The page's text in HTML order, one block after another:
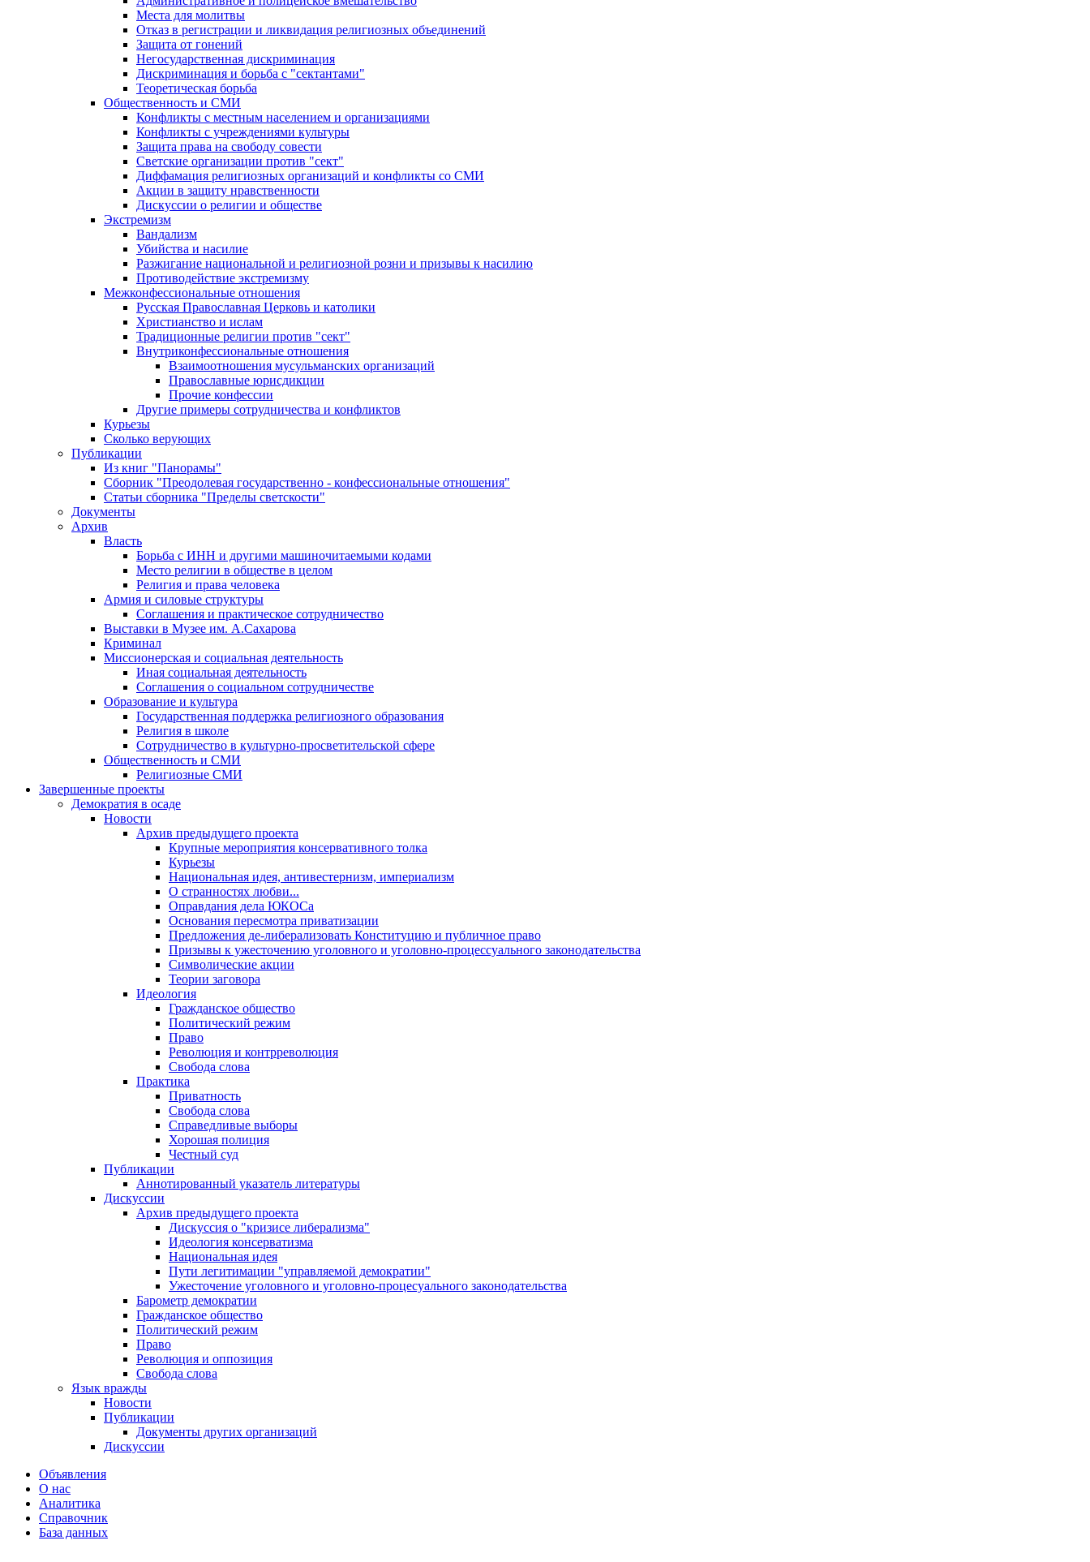
Места для молитвы
Отказ в регистрации и ликвидация религиозных объединений
Защита от гонений
Негосударственная дискриминация
Дискриминация и борьба с "сектантами"
Теоретическая борьба
Общественность и СМИ
Конфликты с местным населением и организациями
Конфликты с учреждениями культуры
Защита права на свободу совести
Светские организации против "сект"
Диффамация религиозных организаций и конфликты со СМИ
Акции в защиту нравственности
Дискуссии о религии и обществе
Экстремизм
Вандализм
Убийства и насилие
Разжигание национальной и религиозной розни и призывы к насилию
Противодействие экстремизму
Межконфессиональные отношения
Русская Православная Церковь и католики
Христианство и ислам
Традиционные религии против "сект"
Внутриконфессиональные отношения
Взаимоотношения мусульманских организаций
Православные юрисдикции
Прочие конфессии
Другие примеры сотрудничества и конфликтов
Курьезы
Сколько верующих
Публикации
Из книг "Панорамы"
Сборник "Преодолевая государственно - конфессиональные отношения"
Статьи сборника "Пределы светскости"
Документы
Архив
Власть
Борьба с ИНН и другими машиночитаемыми кодами
Место религии в обществе в целом
Религия и права человека
Армия и силовые структуры
Соглашения и практическое сотрудничество
Выставки в Музее им. А.Сахарова
Криминал
Миссионерская и социальная деятельность
Иная социальная деятельность
Соглашения о социальном сотрудничестве
Образование и культура
Государственная поддержка религиозного образования
Религия в школе
Сотрудничество в культурно-просветительской сфере
Общественность и СМИ
Религиозные СМИ
Завершенные проекты
Демократия в осаде
Новости
Архив предыдущего проекта
Крупные мероприятия консервативного толка
Курьезы
Национальная идея, антивестернизм, империализм
О странностях любви...
Оправдания дела ЮКОСа
Основания пересмотра приватизации
Предложения де-либерализовать Конституцию и публичное право
Призывы к ужесточению уголовного и уголовно-процессуального законодательства
Символические акции
Теории заговора
Идеология
Гражданское общество
Политический режим
Право
Революция и контрреволюция
Свобода слова
Практика
Приватность
Свобода слова
Справедливые выборы
Хорошая полиция
Честный суд
Публикации
Аннотированный указатель литературы
Дискуссии
Архив предыдущего проекта
Дискуссия о "кризисе либерализма"
Идеология консерватизма
Национальная идея
Пути легитимации "управляемой демократии"
Ужесточение уголовного и уголовно-процесуального законодательства
Барометр демократии
Гражданское общество
Политический режим
Право
Революция и оппозиция
Свобода слова
Язык вражды
Новости
Публикации
Документы других организаций
Дискуссии
Объявления
О нас
Аналитика
Справочник
База данных